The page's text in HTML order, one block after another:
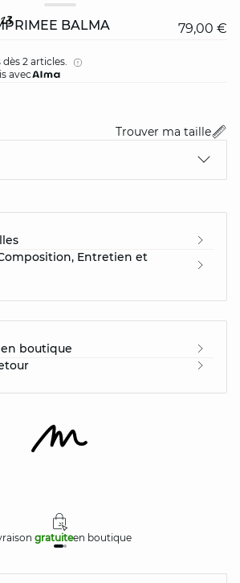
BALMA 79,00 €
2 articles.
avec
Trouver ma taille
Entretien et
boutique
gratuiteen boutique